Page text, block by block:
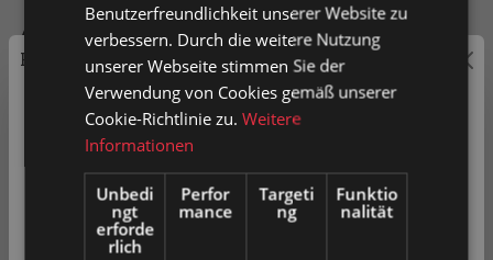
Achslochdurchmesser
22.4 33
In den Warenkorb
Preisauszeichnung
Privatkunden können Preise mit MwSt. (brutto) und
Geschäftskunden Preise ohne MwSt. (netto) angezeigt
werden.
Bitte wählen Sie Ihre bevorzugte Einstellung:
Benutzerfreundlichkeit unserer Website zu
verbessern. Durch die weitere Nutzung
unserer Webseite stimmen Sie der
Verwendung von Cookies gemäß unserer
Cookie-Richtlinie zu.Weitere
Informationen
Unbedi
ngt
erforde
rlich
Perfor
mance
Targeti
ng
Funktio
nalität